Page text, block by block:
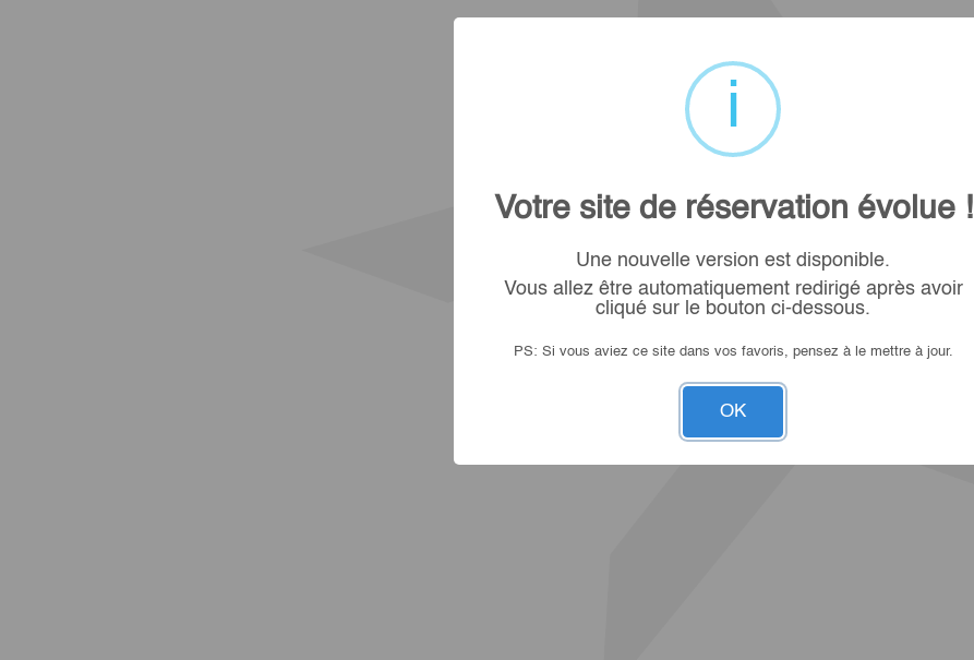
Votre site de réservation évolue !
Une nouvelle version est disponible.
Vous allez être automatiquement redirigé après avoir
cliqué sur le bouton ci-dessous.
PS: Si vous aviez ce site dans vos favoris, pensez à le mettre à jour.
OK